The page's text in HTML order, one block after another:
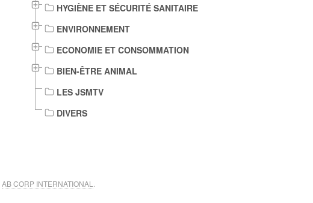
HYGIÈNE ET SÉCURITÉ SANITAIRE
ENVIRONNEMENT
ECONOMIE ET CONSOMMATION
BIEN-ÊTRE ANIMAL
LES JSMTV
DIVERS
AB CORP INTERNATIONAL